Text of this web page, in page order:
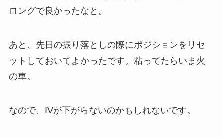
ロングで良かったなと。
あと、先日の振り落としの際にポジションをリセ
ットしておいてよかったです。粘ってたらいま火
の車。
なので、IVが下がらないのかもしれないです。